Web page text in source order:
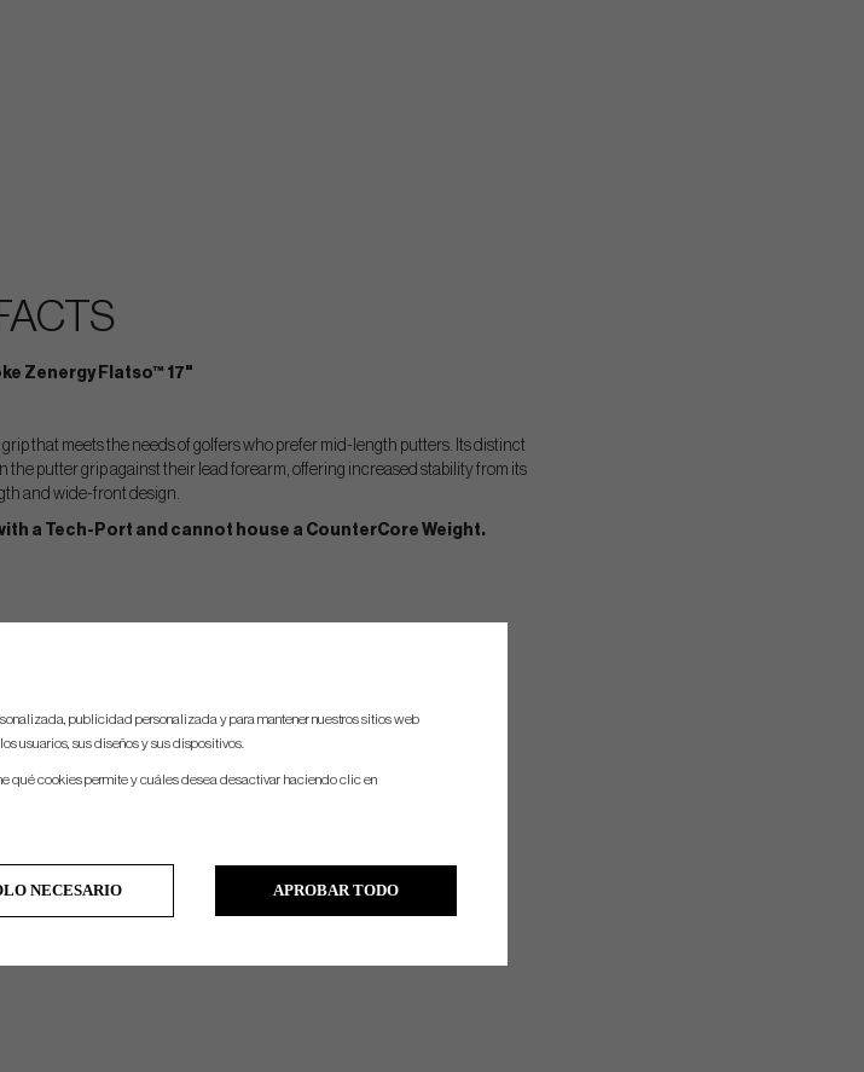
Zenergy Flatso™ 17"
that meets the needs of golfers who prefer mid-length putters. Its distinct
the putter grip against their lead forearm, offering increased stability from its
and wide-front design.
a Tech-Port and cannot house a CounterCore Weight.
publicidad personalizada y para mantener nuestros sitios web
usuarios, sus diseños y sus dispositivos.
qué cookies permite y cuáles desea desactivar haciendo clic en
NECESARIO APROBAR TODO